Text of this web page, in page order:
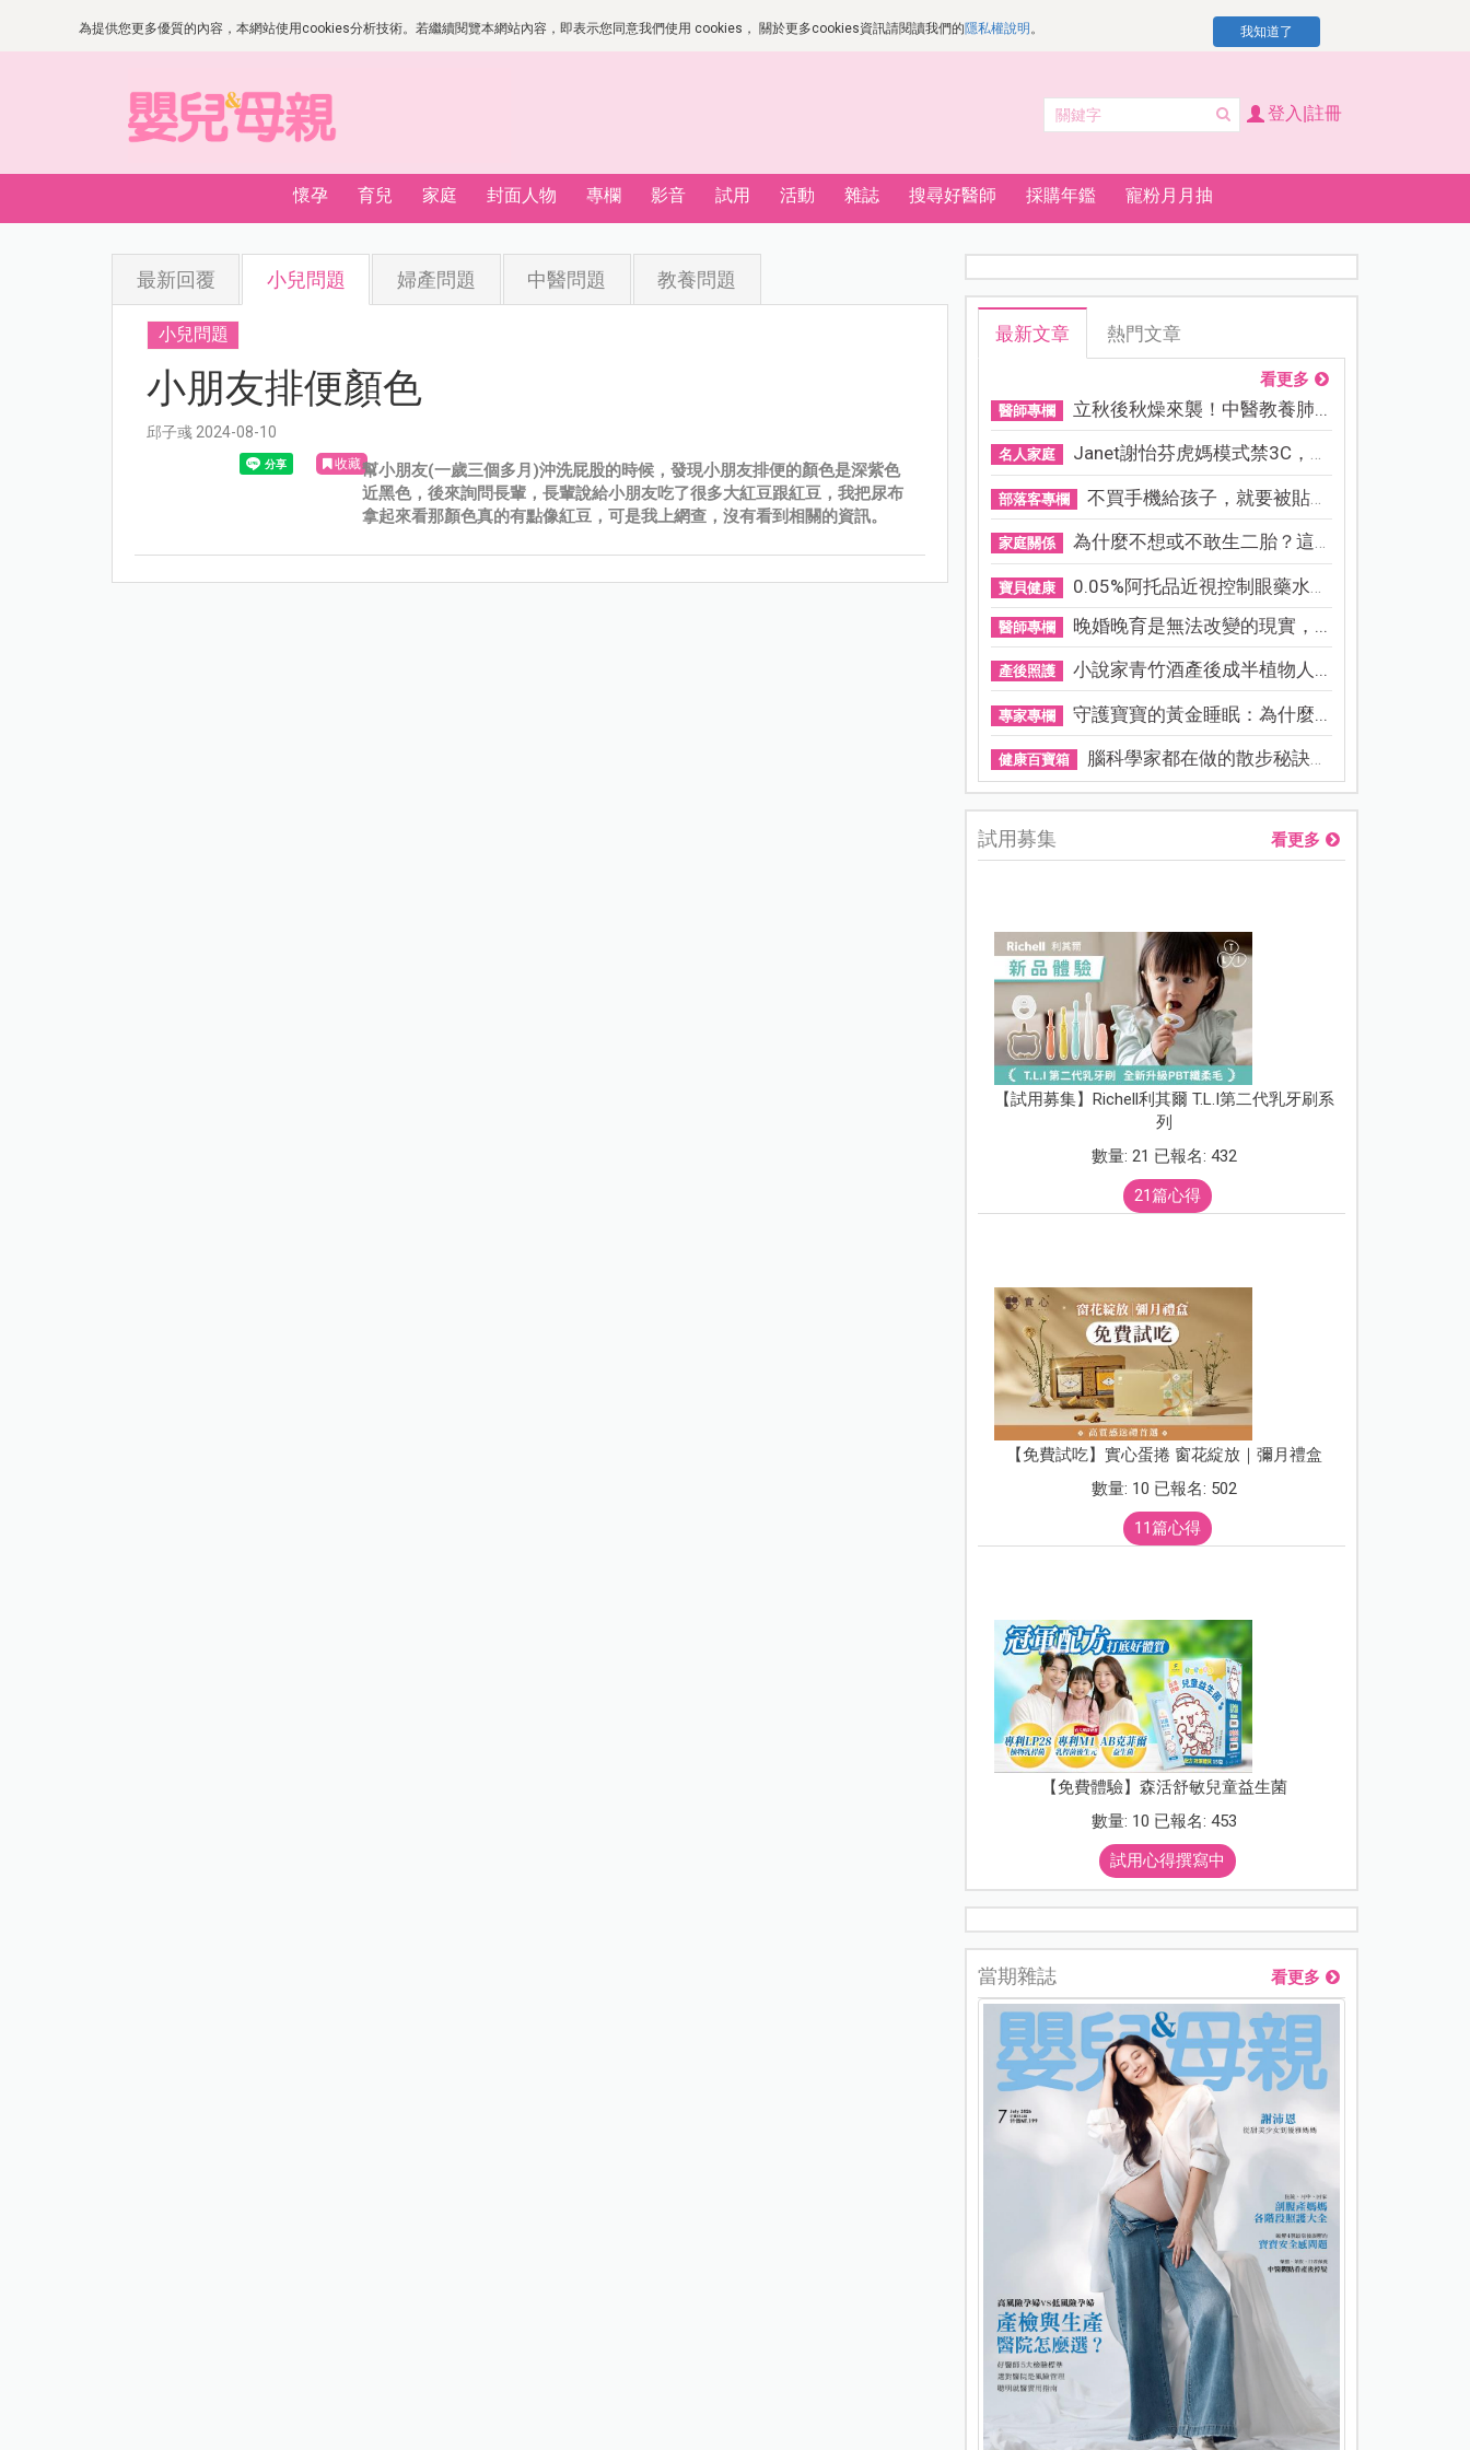
為提供您更多優質的內容，本網站使用cookies分析技術。若繼續閱覽本網站內容，即表示您同意我們使用 cookies， 關於更多cookies資訊請閱讀我們的隱私權說明 。 我知道了
登入|註冊
懷孕 育兒 家庭 封面人物 專欄 影音 試用 活動 雜誌 搜尋好醫師 採購年鑑 寵粉月月抽
最新回覆 小兒問題 婦產問題 中醫問題 教養問題
小兒問題
小朋友排便顏色
邱子彧 2024-08-10
收藏幫小朋友(一歲三個多月)沖洗屁股的時候，發現小朋友排便的顏色是深紫色
近黑色，後來詢問長輩，長輩說給小朋友吃了很多大紅豆跟紅豆，我把尿布
拿起來看那顏色真的有點像紅豆，可是我上網查，沒有看到相關的資訊。
最新文章 熱門文章
看更多
醫師專欄 立秋後秋燥來襲！中醫教養肺...
名人家庭 Janet謝怡芬虎媽模式禁3C，看...
部落客專欄 不買手機給孩子，就要被貼「...
家庭關係 為什麼不想或不敢生二胎？這8...
寶貝健康 0.05%阿托品近視控制眼藥水納...
醫師專欄 晚婚晚育是無法改變的現實，...
產後照護 小說家青竹酒產後成半植物人...
專家專欄 守護寶寶的黃金睡眠：為什麼...
健康百寶箱 腦科學家都在做的散步秘訣！...
試用募集 看更多
【試用募集】Richell利其爾 T.L.I第二代乳牙刷系
列
數量: 21 已報名: 432
21篇心得
【免費試吃】實心蛋捲 窗花綻放｜彌月禮盒
數量: 10 已報名: 502
11篇心得
【免費體驗】森活舒敏兒童益生菌
數量: 10 已報名: 453
試用心得撰寫中
當期雜誌 看更多